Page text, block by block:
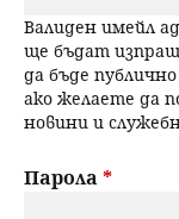
н
е
y
t
a
b
Валиден имейл
ще бъдат
да бъде
ако желаете да
новини и
Парола *